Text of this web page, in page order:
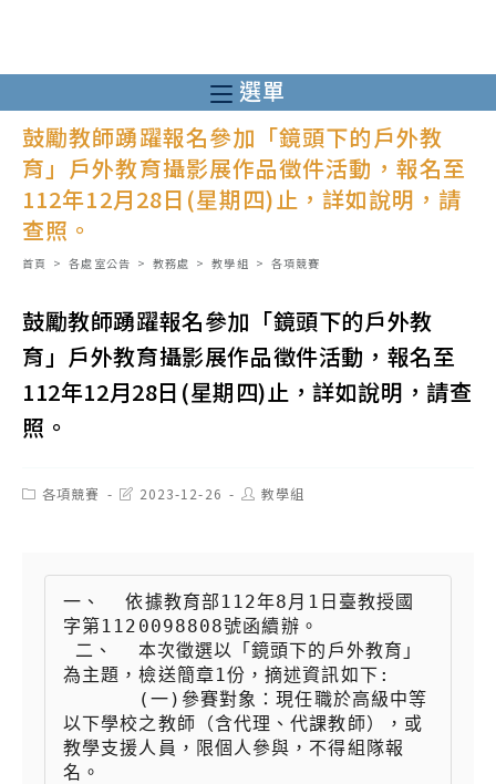
至
主
要
選單
鼓勵教師踴躍報名參加「鏡頭下的戶外教
育」戶外教育攝影展作品徵件活動，報名至
112年12月28日(星期四)止，詳如說明，請
查照。
首頁 > 各處室公告 > 教務處 > 教學組 > 各項競賽
鼓勵教師踴躍報名參加「鏡頭下的戶外教
育」戶外教育攝影展作品徵件活動，報名至
112年12月28日(星期四)止，詳如說明，請查
照。
Post各項競賽
Post2023-12-26
Post教學組
一、  依據教育部112年8月1日臺教授國
字第1120098808號函續辦。
為主題，檢送簡章1份，摘述資訊如下:
以下學校之教師（含代理、代課教師），或
教學支援人員，限個人參與，不得組隊報
名。